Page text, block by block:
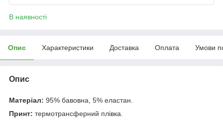
В наявності
Опис Характеристики Доставка Оплата Умови
Опис
Матеріал: 95% бавовна, 5% еластан.
Принт: термотрансферний плівка.